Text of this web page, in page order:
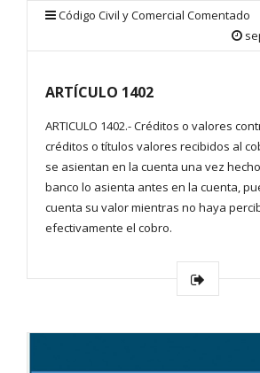
Código Civil y Comercial Comentado
ARTÍCULO 1402
ARTICULO 1402.- Créditos o valores
créditos o títulos valores recibidos al
se asientan en la cuenta una vez
banco lo asienta antes en la cuenta,
cuenta su valor mientras no haya
efectivamente el cobro.